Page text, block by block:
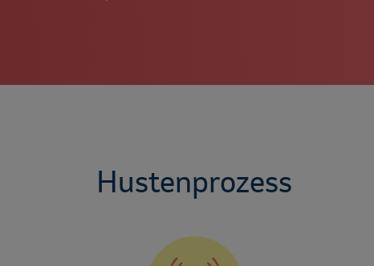
Hustenprozess